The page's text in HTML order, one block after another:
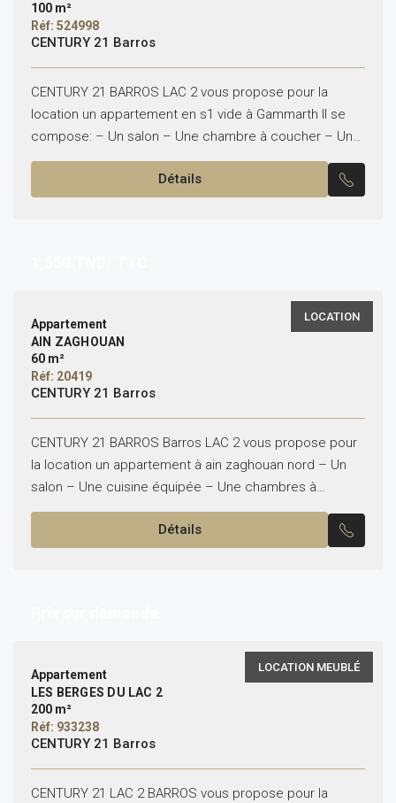
100 m²
Réf: 524998
CENTURY 21 Barros
CENTURY 21 BARROS LAC 2 vous propose pour la
location un appartement en s1 vide à Gammarth Il se
compose: – Un salon – Une chambre à coucher – Une
cuisine équipée...
Détails
LOCATION
Appartement
AIN ZAGHOUAN
60 m²
Réf: 20419
CENTURY 21 Barros
CENTURY 21 BARROS Barros LAC 2 vous propose pour
la location un appartement à ain zaghouan nord – Un
salon – Une cuisine équipée – Une chambres à
coucher – Une salle...
Détails
LOCATION MEUBLÉ
Appartement
LES BERGES DU LAC 2
200 m²
Réf: 933238
CENTURY 21 Barros
CENTURY 21 LAC 2 BARROS vous propose pour la